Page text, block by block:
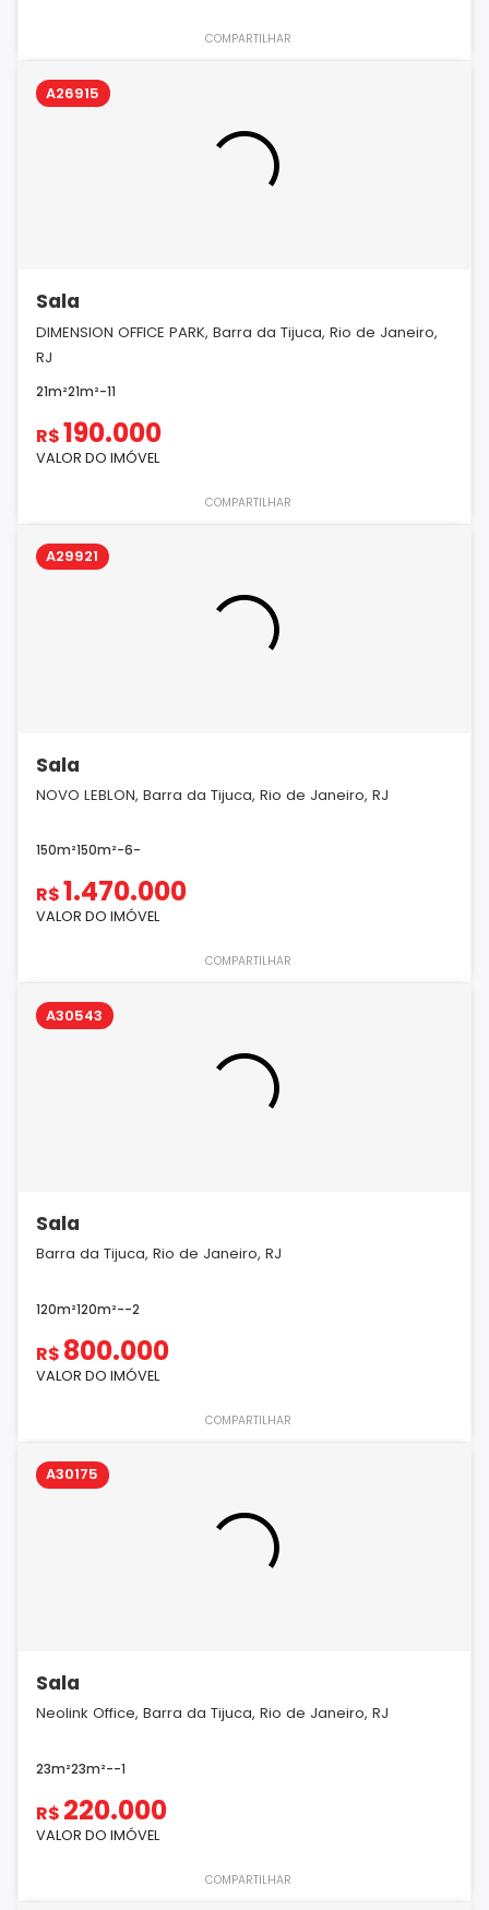
COMPARTILHAR
A26915
Sala
DIMENSION OFFICE PARK, Barra da Tijuca, Rio de Janeiro,
RJ
21m²21m²-11
R$190.000
VALOR DO IMÓVEL
COMPARTILHAR
A29921
Sala
NOVO LEBLON, Barra da Tijuca, Rio de Janeiro, RJ
150m²150m²-6-
R$1.470.000
VALOR DO IMÓVEL
COMPARTILHAR
A30543
Sala
Barra da Tijuca, Rio de Janeiro, RJ
120m²120m²--2
R$ 800.000
VALOR DO IMÓVEL
COMPARTILHAR
A30175
Sala
Neolink Office, Barra da Tijuca, Rio de Janeiro, RJ
23m²23m²--1
R$ 220.000
VALOR DO IMÓVEL
COMPARTILHAR